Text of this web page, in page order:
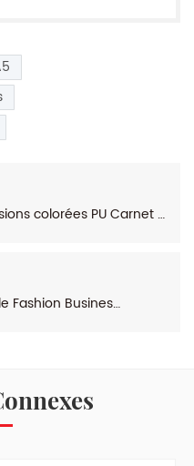
Reliure de cas d'expressions colorées PU Carnet cartonné
Journal de reliure simple Fashion Business Range Case Stripes